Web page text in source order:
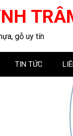
gỗ uy tín
TIN TỨC